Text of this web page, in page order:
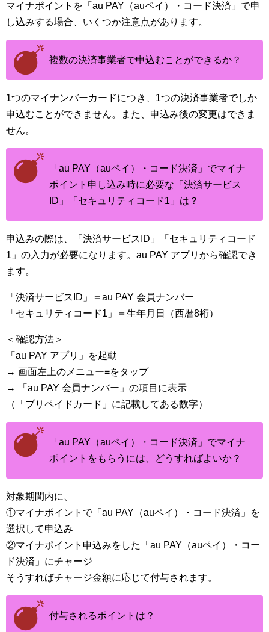
マイナポイントを「au PAY（auペイ）・コード決済」で申
し込みする場合、いくつか注意点があります。
複数の決済事業者で申込むことができるか？
1つのマイナンバーカードにつき、1つの決済事業者でしか
申込むことができません。また、申込み後の変更はできま
せん。
「au PAY（auペイ）・コード決済」でマイナ
ポイント申し込み時に必要な「決済サービス
ID」「セキュリティコード1」は？
申込みの際は、「決済サービスID」「セキュリティコード
1」の入力が必要になります。au PAY アプリから確認でき
ます。
「決済サービスID」＝au PAY 会員ナンバー
「セキュリティコード1」＝生年月日（西暦8桁）
＜確認方法＞
「au PAY アプリ」を起動
→ 画面左上のメニュー≡をタップ
→ 「au PAY 会員ナンバー」の項目に表示
（「プリペイドカード」に記載してある数字）
「au PAY（auペイ）・コード決済」でマイナ
ポイントをもらうには、どうすればよいか？
対象期間内に、
①マイナポイントで「au PAY（auペイ）・コード決済」を
選択して申込み
②マイナポイント申込みをした「au PAY（auペイ）・コー
ド決済」にチャージ
そうすればチャージ金額に応じて付与されます。
付与されるポイントは？